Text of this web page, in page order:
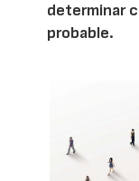
determinar
probable.